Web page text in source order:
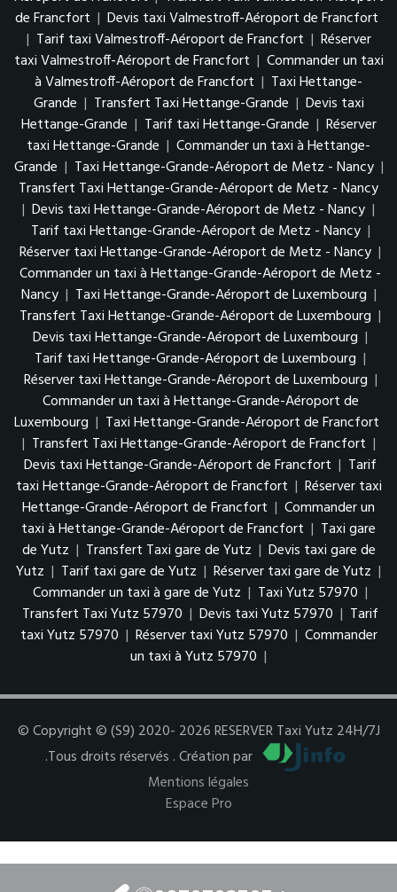
de Francfort | Devis taxi Valmestroff-Aéroport de Francfort
| Tarif taxi Valmestroff-Aéroport de Francfort | Réserver
taxi Valmestroff-Aéroport de Francfort | Commander un taxi
à Valmestroff-Aéroport de Francfort | Taxi Hettange-
Grande | Transfert Taxi Hettange-Grande | Devis taxi
Hettange-Grande | Tarif taxi Hettange-Grande | Réserver
taxi Hettange-Grande | Commander un taxi à Hettange-
Grande | Taxi Hettange-Grande-Aéroport de Metz - Nancy |
Transfert Taxi Hettange-Grande-Aéroport de Metz - Nancy
| Devis taxi Hettange-Grande-Aéroport de Metz - Nancy |
Tarif taxi Hettange-Grande-Aéroport de Metz - Nancy |
Réserver taxi Hettange-Grande-Aéroport de Metz - Nancy |
Commander un taxi à Hettange-Grande-Aéroport de Metz -
Nancy | Taxi Hettange-Grande-Aéroport de Luxembourg |
Transfert Taxi Hettange-Grande-Aéroport de Luxembourg |
Devis taxi Hettange-Grande-Aéroport de Luxembourg |
Tarif taxi Hettange-Grande-Aéroport de Luxembourg |
Réserver taxi Hettange-Grande-Aéroport de Luxembourg |
Commander un taxi à Hettange-Grande-Aéroport de
Luxembourg | Taxi Hettange-Grande-Aéroport de Francfort
| Transfert Taxi Hettange-Grande-Aéroport de Francfort |
Devis taxi Hettange-Grande-Aéroport de Francfort | Tarif
taxi Hettange-Grande-Aéroport de Francfort | Réserver taxi
Hettange-Grande-Aéroport de Francfort | Commander un
taxi à Hettange-Grande-Aéroport de Francfort | Taxi gare
de Yutz | Transfert Taxi gare de Yutz | Devis taxi gare de
Yutz | Tarif taxi gare de Yutz | Réserver taxi gare de Yutz |
Commander un taxi à gare de Yutz | Taxi Yutz 57970 |
Transfert Taxi Yutz 57970 | Devis taxi Yutz 57970 | Tarif
taxi Yutz 57970 | Réserver taxi Yutz 57970 | Commander
un taxi à Yutz 57970 |
© Copyright © (S9) 2020- 2026 RESERVER Taxi Yutz 24H/7J
.Tous droits réservés . Création par
Mentions légales
Espace Pro